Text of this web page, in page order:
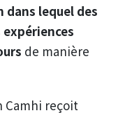
dans lequel des
de manière
Camhi reçoit